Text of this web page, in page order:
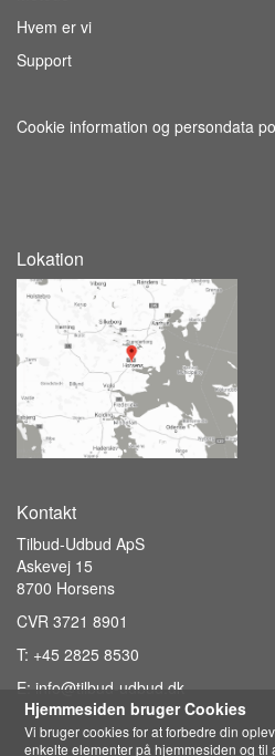
Hvem er vi
Support
Cookie information og persondata
Lokation
Kontakt
Tilbud-Udbud ApS
Askevej 15
8700 Horsens
CVR 3721 8901
T: +45 2825 8530
E: info@tilbud-udbud.dk
Hjemmesiden bruger Cookies
Vi bruger cookies for at forbedre din
enkelte elementer på hjemmesiden og til